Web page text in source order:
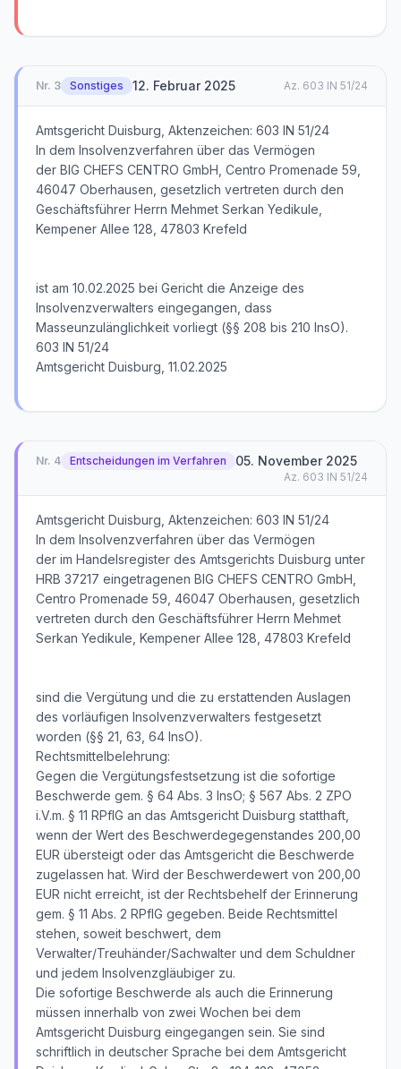
Nr. 3 Sonstiges 12. Februar 2025 Az. 603 IN 51/24
Amtsgericht Duisburg, Aktenzeichen: 603 IN 51/24
In dem Insolvenzverfahren über das Vermögen
der BIG CHEFS CENTRO GmbH, Centro Promenade 59,
46047 Oberhausen, gesetzlich vertreten durch den
Geschäftsführer Herrn Mehmet Serkan Yedikule,
Kempener Allee 128, 47803 Krefeld
ist am 10.02.2025 bei Gericht die Anzeige des
Insolvenzverwalters eingegangen, dass
Masseunzulänglichkeit vorliegt (§§ 208 bis 210 InsO).
603 IN 51/24
Amtsgericht Duisburg, 11.02.2025
Nr. 4 Entscheidungen im Verfahren 05. November 2025
Az. 603 IN 51/24
Amtsgericht Duisburg, Aktenzeichen: 603 IN 51/24
In dem Insolvenzverfahren über das Vermögen
der im Handelsregister des Amtsgerichts Duisburg unter
HRB 37217 eingetragenen BIG CHEFS CENTRO GmbH,
Centro Promenade 59, 46047 Oberhausen, gesetzlich
vertreten durch den Geschäftsführer Herrn Mehmet
Serkan Yedikule, Kempener Allee 128, 47803 Krefeld
sind die Vergütung und die zu erstattenden Auslagen
des vorläufigen Insolvenzverwalters festgesetzt
worden (§§ 21, 63, 64 InsO).
Rechtsmittelbelehrung:
Gegen die Vergütungsfestsetzung ist die sofortige
Beschwerde gem. § 64 Abs. 3 InsO; § 567 Abs. 2 ZPO
i.V.m. § 11 RPflG an das Amtsgericht Duisburg statthaft,
wenn der Wert des Beschwerdegegenstandes 200,00
EUR übersteigt oder das Amtsgericht die Beschwerde
zugelassen hat. Wird der Beschwerdewert von 200,00
EUR nicht erreicht, ist der Rechtsbehelf der Erinnerung
gem. § 11 Abs. 2 RPflG gegeben. Beide Rechtsmittel
stehen, soweit beschwert, dem
Verwalter/Treuhänder/Sachwalter und dem Schuldner
und jedem Insolvenzgläubiger zu.
Die sofortige Beschwerde als auch die Erinnerung
müssen innerhalb von zwei Wochen bei dem
Amtsgericht Duisburg eingegangen sein. Sie sind
schriftlich in deutscher Sprache bei dem Amtsgericht